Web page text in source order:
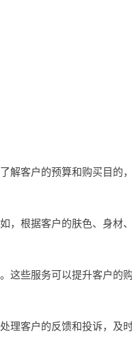
解客户的预算和购买目的
，根据客户的肤色、身材、
这些服务可以提升客户的
理客户的反馈和投诉，及